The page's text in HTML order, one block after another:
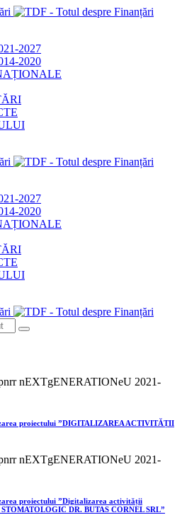
2027
2020
2027
2020
proiectului ”DIGITALIZAREA ACTIVITĂȚII
proiectului ”Digitalizarea activității
DR. BUTAS CORNEL SRL”